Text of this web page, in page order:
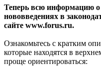
Теперь всю информацию о
нововведениях в
сайте www.forus.ru.
Ознакомьтесь с кратким
которые находятся в
проще ориентироваться: